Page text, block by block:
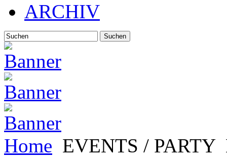
ARCHIV
Suchen
Home EVENTS / PARTY